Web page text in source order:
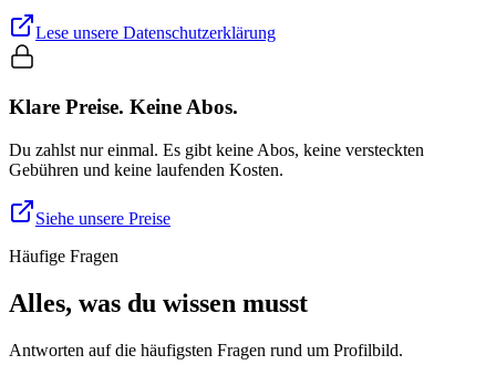
Lese unsere Datenschutzerklärung
Klare Preise. Keine Abos.
Du zahlst nur einmal. Es gibt keine Abos, keine versteckten
Gebühren und keine laufenden Kosten.
Siehe unsere Preise
Häufige Fragen
Alles, was du wissen musst
Antworten auf die häufigsten Fragen rund um Profilbild.